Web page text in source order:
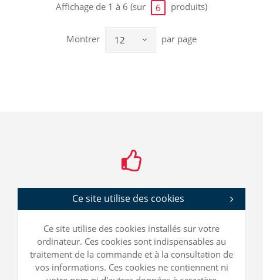
Affichage de 1 à 6 (sur 6 produits)
Montrer 12 par page
Ce site utilise des cookies
Ce site utilise des cookies installés sur votre
ordinateur. Ces cookies sont indispensables au
traitement de la commande et à la consultation de
vos informations. Ces cookies ne contiennent ni